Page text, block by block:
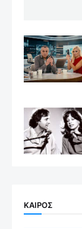
ΚΑΙΡΟΣ